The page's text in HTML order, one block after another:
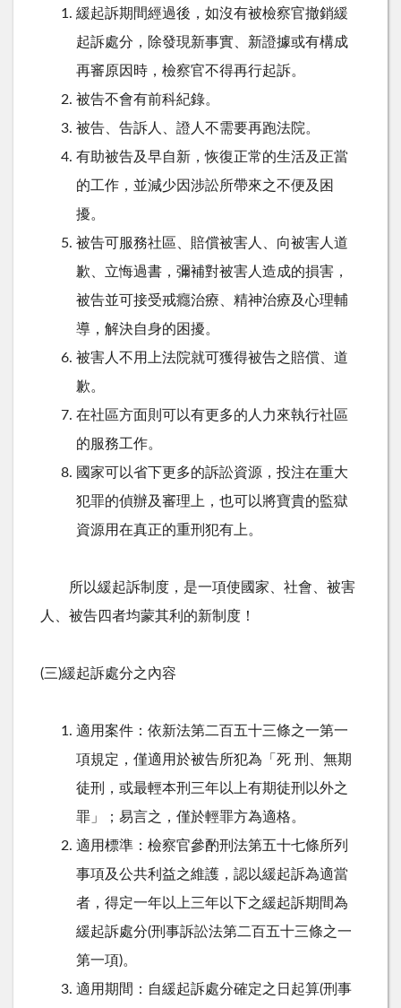
緩起訴期間經過後，如沒有被檢察官撤銷緩
起訴處分，除發現新事實、新證據或有構成
再審原因時，檢察官不得再行起訴。
被告不會有前科紀錄。
被告、告訴人、證人不需要再跑法院。
有助被告及早自新，恢復正常的生活及正當
的工作，並減少因涉訟所帶來之不便及困
擾。
被告可服務社區、賠償被害人、向被害人道
歉、立悔過書，彌補對被害人造成的損害，
被告並可接受戒癮治療、精神治療及心理輔
導，解決自身的困擾。
被害人不用上法院就可獲得被告之賠償、道
歉。
在社區方面則可以有更多的人力來執行社區
的服務工作。
國家可以省下更多的訴訟資源，投注在重大
犯罪的偵辦及審理上，也可以將寶貴的監獄
資源用在真正的重刑犯有上。
所以緩起訴制度，是一項使國家、社會、被害
人、被告四者均蒙其利的新制度！
(三)緩起訴處分之內容
適用案件：依新法第二百五十三條之一第一
項規定，僅適用於被告所犯為「死 刑、無期
徒刑，或最輕本刑三年以上有期徒刑以外之
罪」；易言之，僅於輕罪方為適格。
適用標準：檢察官參酌刑法第五十七條所列
事項及公共利益之維護，認以緩起訴為適當
者，得定一年以上三年以下之緩起訴期間為
緩起訴處分(刑事訴訟法第二百五十三條之一
第一項)。
適用期間：自緩起訴處分確定之日起算(刑事